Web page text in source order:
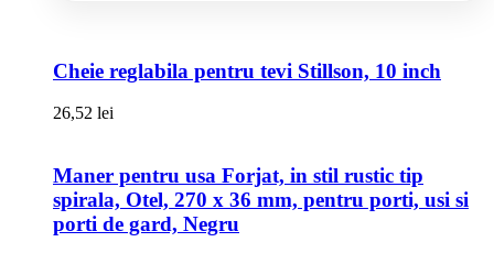
Cheie reglabila pentru tevi Stillson, 10 inch
26,52 lei
Maner pentru usa Forjat, in stil rustic tip
spirala, Otel, 270 x 36 mm, pentru porti, usi si
porti de gard, Negru